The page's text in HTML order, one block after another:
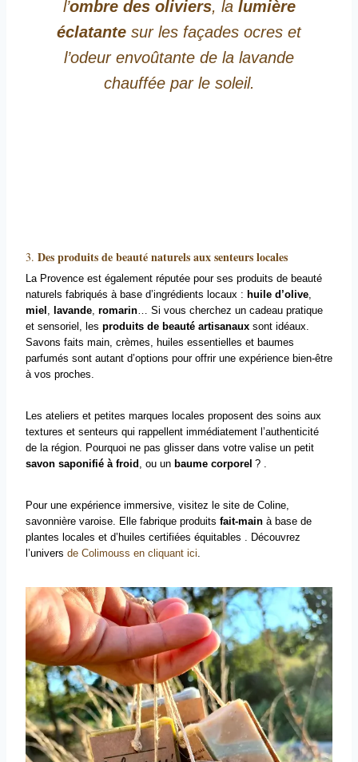
l’ombre des oliviers, la lumière
éclatante sur les façades ocres et
l’odeur envoûtante de la lavande
chauffée par le soleil.
3. Des produits de beauté naturels aux senteurs locales
La Provence est également réputée pour ses produits de beauté
naturels fabriqués à base d’ingrédients locaux : huile d’olive
miel
lavande romarin … Si vous cherchez un cadeau pratique
et sensoriel, les produits de beauté artisanaux sont idéaux.
Savons faits main, crèmes, huiles essentielles et baumes
parfumés sont autant d’options pour offrir une expérience bien-être
à vos proches.
Les ateliers et petites marques locales proposent des soins aux
textures et senteurs qui rappellent immédiatement l’authenticité
de la région. Pourquoi ne pas glisser dans votre valise un petit
savon saponifié à froid , ou un baume corporel ? .
Pour une expérience immersive, visitez le site de Coline,
savonnière varoise. Elle fabrique produits fait-main à base de
plantes locales et d’huiles certifiées équitables . Découvrez
l’univers de Colimouss en cliquant ici